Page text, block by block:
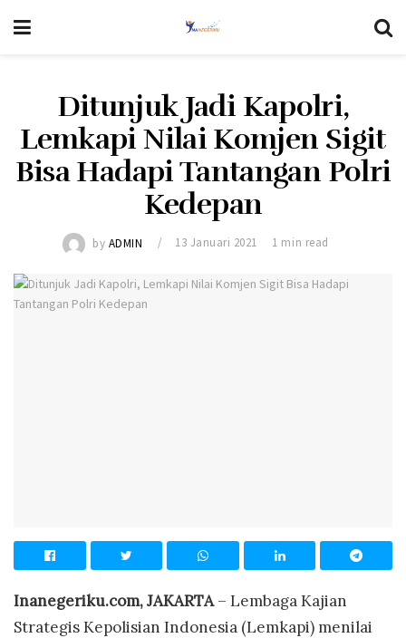
Ditunjuk Jadi Kapolri,
Lemkapi Nilai Komjen Sigit
Bisa Hadapi Tantangan Polri
Kedepan
by ADMIN 13 Januari 2021 1 min read
Inanegeriku.com, JAKARTA– Lembaga Kajian
Strategis Kepolisian Indonesia (Lemkapi) menilai